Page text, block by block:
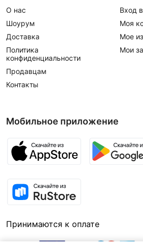
О нас
Шоурум
Доставка
Политика
конфиденциальности
Продавцам
Контакты
Вход
Моя
Мое
Мои
Мобильное приложение
Принимаются к оплате